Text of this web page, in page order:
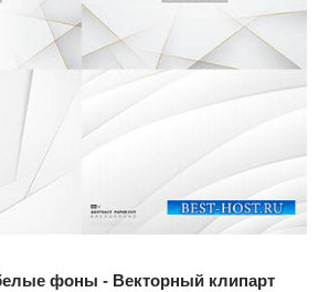
фоны - Векторный клипарт